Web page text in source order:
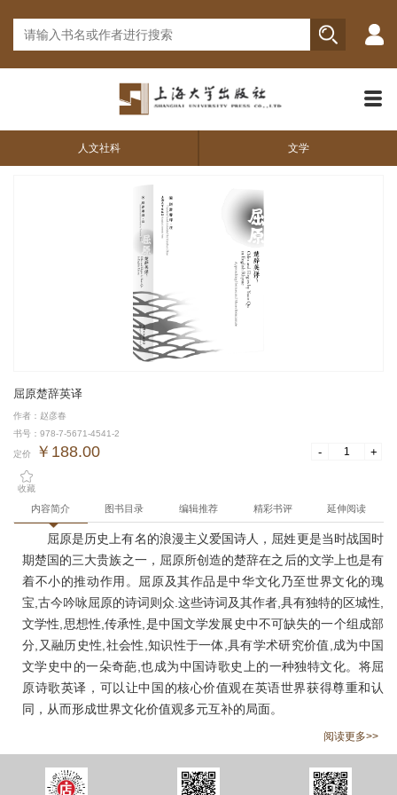
人文社科 文学
屈原楚辞英译
作者：赵彦春
书号：978-7-5671-4541-2
定价 ￥188.00 - +
收藏
内容简介 图书目录 编辑推荐 精彩书评 延伸阅读
屈原是历史上有名的浪漫主义爱国诗人，屈姓更是当时战国时
期楚国的三大贵族之一，屈原所创造的楚辞在之后的文学上也是有
着不小的推动作用。屈原及其作品是中华文化乃至世界文化的瑰
宝,古今吟咏屈原的诗词则众.这些诗词及其作者,具有独特的区城性,
文学性,思想性,传承性,是中国文学发展史中不可缺失的一个组成部
分,又融历史性,社会性,知识性于一体,具有学术研究价值,成为中国
文学史中的一朵奇葩,也成为中国诗歌史上的一种独特文化。将屈
原诗歌英译，可以让中国的核心价值观在英语世界获得尊重和认
同，从而形成世界文化价值观多元互补的局面。
阅读更多>>